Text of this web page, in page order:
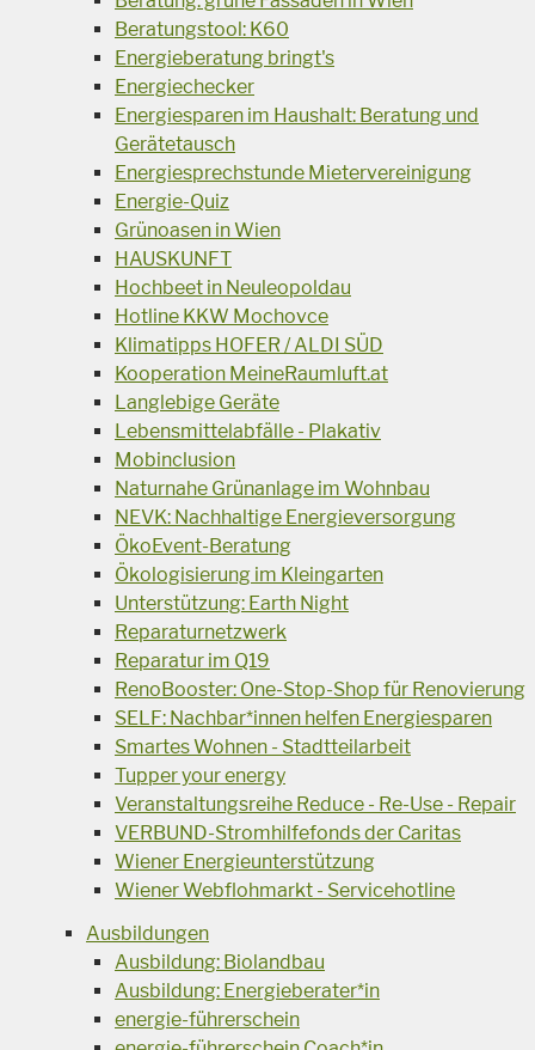
Beratungstool: K60
Energieberatung bringt's
Energiechecker
Energiesparen im Haushalt: Beratung und
Gerätetausch
Energiesprechstunde Mietervereinigung
Energie-Quiz
Grünoasen in Wien
HAUSKUNFT
Hochbeet in Neuleopoldau
Hotline KKW Mochovce
Klimatipps HOFER / ALDI SÜD
Kooperation MeineRaumluft.at
Langlebige Geräte
Lebensmittelabfälle - Plakativ
Mobinclusion
Naturnahe Grünanlage im Wohnbau
NEVK: Nachhaltige Energieversorgung
ÖkoEvent-Beratung
Ökologisierung im Kleingarten
Unterstützung: Earth Night
Reparaturnetzwerk
Reparatur im Q19
RenoBooster: One-Stop-Shop für Renovierung
SELF: Nachbar*innen helfen Energiesparen
Smartes Wohnen - Stadtteilarbeit
Tupper your energy
Veranstaltungsreihe Reduce - Re-Use - Repair
VERBUND-Stromhilfefonds der Caritas
Wiener Energieunterstützung
Wiener Webflohmarkt - Servicehotline
Ausbildungen
Ausbildung: Biolandbau
Ausbildung: Energieberater*in
energie-führerschein